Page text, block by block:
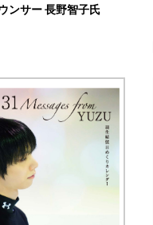
ンサー 長野智子氏